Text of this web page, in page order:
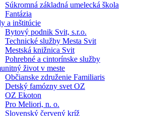
Súkromná základná umelecká škola
Fantázia
a inštitúcie
Bytový podnik Svit, s.r.o.
Technické služby Mesta Svit
Mestská knižnica Svit
Pohrebné a cintorínske služby
život v meste
Občianske združenie Familiaris
Detský famózny svet OZ
OZ Ekoton
Pro Meliori, n. o.
Slovenský červený kríž